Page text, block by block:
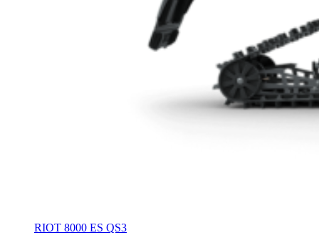
RIOT 8000 ES QS3